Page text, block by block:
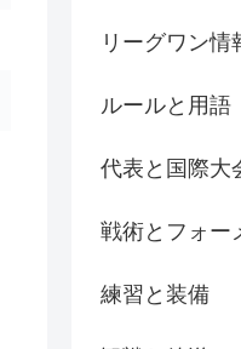
リーグワン情
ルールと用語
代表と国際大
戦術とフォー
練習と装備